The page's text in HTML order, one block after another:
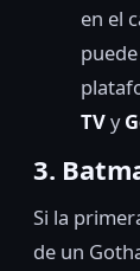
en el
TVy
3.
Si la
de un